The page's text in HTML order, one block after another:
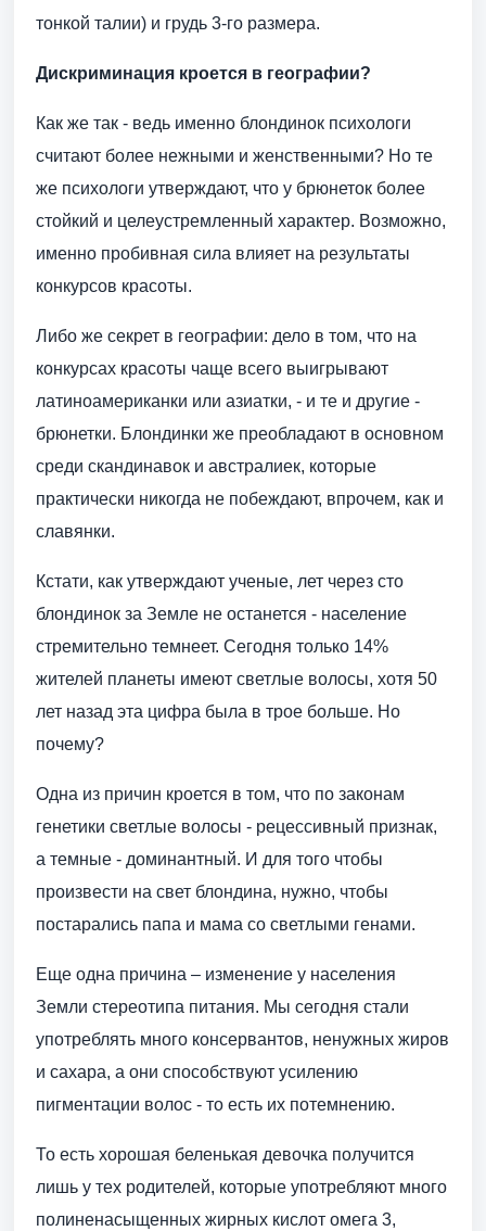
тонкой талии) и грудь 3-го размера.
Дискриминация кроется в географии?
Как же так - ведь именно блондинок психологи
считают более нежными и женственными? Но те
же психологи утверждают, что у брюнеток более
стойкий и целеустремленный характер. Возможно,
именно пробивная сила влияет на результаты
конкурсов красоты.
Либо же секрет в географии: дело в том, что на
конкурсах красоты чаще всего выигрывают
латиноамериканки или азиатки, - и те и другие -
брюнетки. Блондинки же преобладают в основном
среди скандинавок и австралиек, которые
практически никогда не побеждают, впрочем, как и
славянки.
Кстати, как утверждают ученые, лет через сто
блондинок за Земле не останется - население
стремительно темнеет. Сегодня только 14%
жителей планеты имеют светлые волосы, хотя 50
лет назад эта цифра была в трое больше. Но
почему?
Одна из причин кроется в том, что по законам
генетики светлые волосы - рецессивный признак,
а темные - доминантный. И для того чтобы
произвести на свет блондина, нужно, чтобы
постарались папа и мама со светлыми генами.
Еще одна причина – изменение у населения
Земли стереотипа питания. Мы сегодня стали
употреблять много консервантов, ненужных жиров
и сахара, а они способствуют усилению
пигментации волос - то есть их потемнению.
То есть хорошая беленькая девочка получится
лишь у тех родителей, которые употребляют много
полиненасыщенных жирных кислот омега 3,